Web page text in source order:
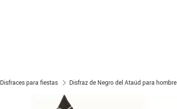
Disfraces para fiestas Disfraz de Negro del Ataúd para hombre